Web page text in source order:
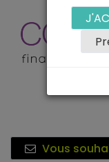
Vous